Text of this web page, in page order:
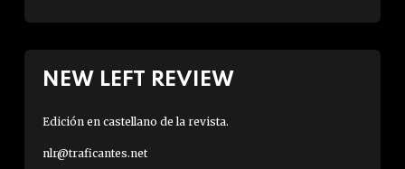
NEW LEFT REVIEW
Edición en castellano de la revista.
nlr@traficantes.net